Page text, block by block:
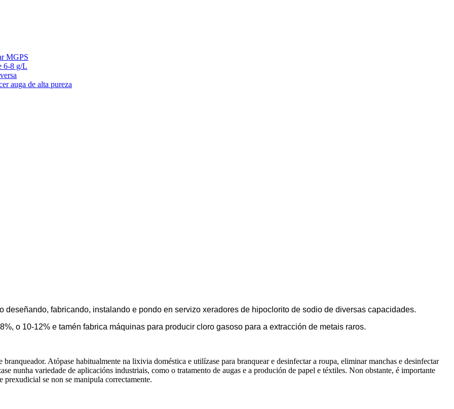
MGPS
6-8 g/L
auga de alta pureza
deseñando, fabricando, instalando e pondo en servizo xeradores de hipoclorito de sodio de diversas capacidades.
o 10-12% e tamén fabrica máquinas para producir cloro gasoso para a extracción de metais raros.
Atópase habitualmente na lixivia doméstica e utilízase para branquear e desinfectar a roupa, eliminar manchas e desinfectar
nunha variedade de aplicacións industriais, como o tratamento de augas e a produción de papel e téxtiles. Non obstante, é importante
se non se manipula correctamente.